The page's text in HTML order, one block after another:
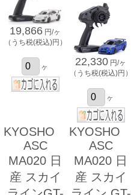
19,866 円/ヶ
（うち税(税込)円）
ヶ 22,330 円/ヶ
（うち税(税込)円）
ヶ
KYOSHO
ASC
MA020 日
産 スカイ
KYOSHO
ASC
MA020 日
産 スカイ